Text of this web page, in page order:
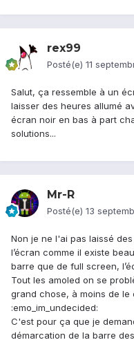
rex99
Posté(e) 11
Salut, ça ressemble à un
laisser des heures allumé
écran noir en bas à part
solutions...
Mr-R
Posté(e) 13
Non je ne l'ai pas laissé
l’écran comme il existe
barre que de full screen,
Tout les amoled on se
grand chose, à moins de le
:emo_im_undecided:
C'est pour ça que je
démarcation de la barre